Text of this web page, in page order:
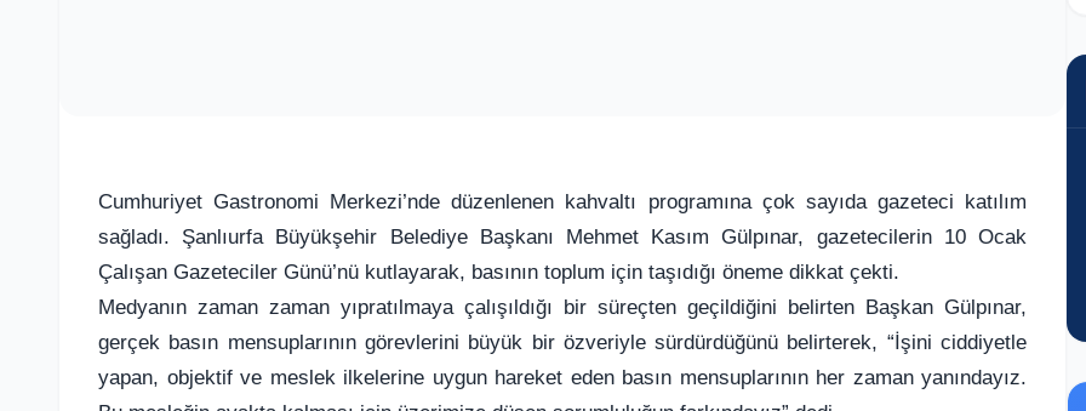
Cumhuriyet Gastronomi Merkezi’nde düzenlenen kahvaltı programına çok sayıda gazeteci katılım
sağladı. Şanlıurfa Büyükşehir Belediye Başkanı Mehmet Kasım Gülpınar, gazetecilerin 10 Ocak
Çalışan Gazeteciler Günü’nü kutlayarak, basının toplum için taşıdığı öneme dikkat çekti.
Medyanın zaman zaman yıpratılmaya çalışıldığı bir süreçten geçildiğini belirten Başkan Gülpınar,
gerçek basın mensuplarının görevlerini büyük bir özveriyle sürdürdüğünü belirterek, “İşini ciddiyetle
yapan, objektif ve meslek ilkelerine uygun hareket eden basın mensuplarının her zaman yanındayız.